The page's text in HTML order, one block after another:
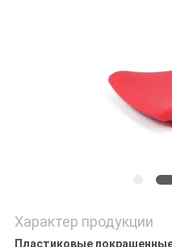
Характер продукции
Пластиковые